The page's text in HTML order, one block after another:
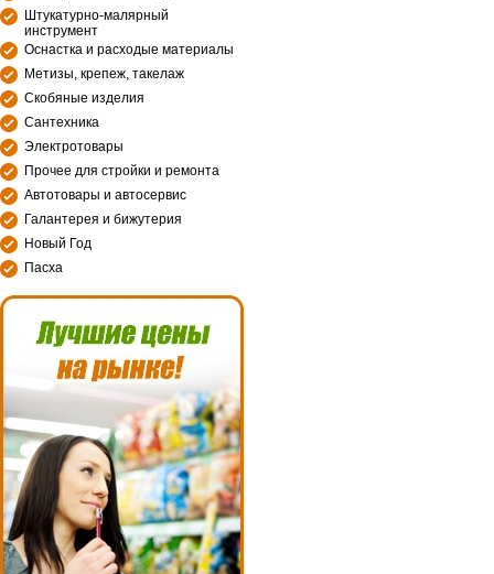
Штукатурно-малярный
инструмент
Оснастка и расходые материалы
Метизы, крепеж, такелаж
Скобяные изделия
Сантехника
Электротовары
Прочее для стройки и ремонта
Автотовары и автосервис
Галантерея и бижутерия
Новый Год
Пасха